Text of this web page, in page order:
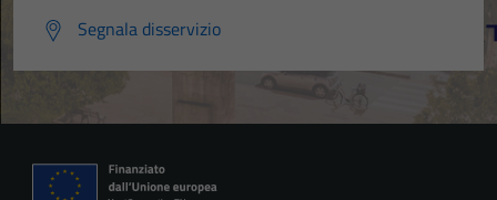
Segnala disservizio